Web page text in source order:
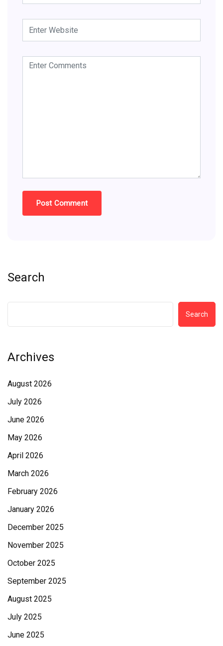
Search
Search
Archives
August 2026
July 2026
June 2026
May 2026
April 2026
March 2026
February 2026
January 2026
December 2025
November 2025
October 2025
September 2025
August 2025
July 2025
June 2025